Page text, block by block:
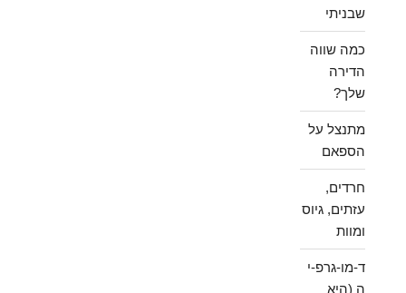
שבניתי
כמה שווה
הדירה
שלך?
מתנצל על
הספאם
חרדים,
עזתים, גיוס
ומוות
ד-מו-גרפ-י
ה (היא